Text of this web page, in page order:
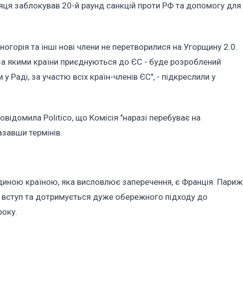
заблокував 20-й раунд санкцій проти РФ та допомогу для
та інші нові члени не перетворилися на Угорщину 2.0.
якими країни приєднуються до ЄС - буде розроблений
за участю всіх країн-членів ЄС", - підкреслили у
Politico, що Комісія "наразі перебуває на
термінів.
країною, яка висловлює заперечення, є Франція. Париж
та дотримується дуже обережного підходу до